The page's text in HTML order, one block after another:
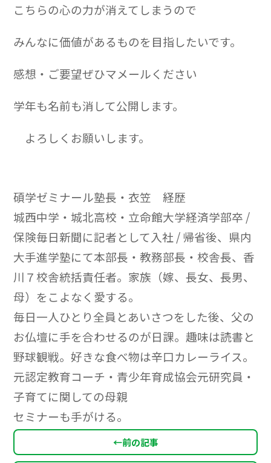
こちらの心の力が消えてしまうので
みんなに価値があるものを目指したいです。
感想・ご要望ぜひマメールください
学年も名前も消して公開します。
よろしくお願いします。
碩学ゼミナール塾長・衣笠 経歴
城西中学・城北高校・立命館大学経済学部卒 /
保険毎日新聞に記者として入社 / 帰省後、県内
大手進学塾にて本部長・教務部長・校舎長、香
川７校舎統括責任者。家族（嫁、長女、長男、
母）をこよなく愛する。
毎日一人ひとり全員とあいさつをした後、父の
お仏壇に手を合わせるのが日課。趣味は読書と
野球観戦。好きな食べ物は辛口カレーライス。
元認定教育コーチ・青少年育成協会元研究員・
子育てに関しての母親
セミナーも手がける。
←前の記事